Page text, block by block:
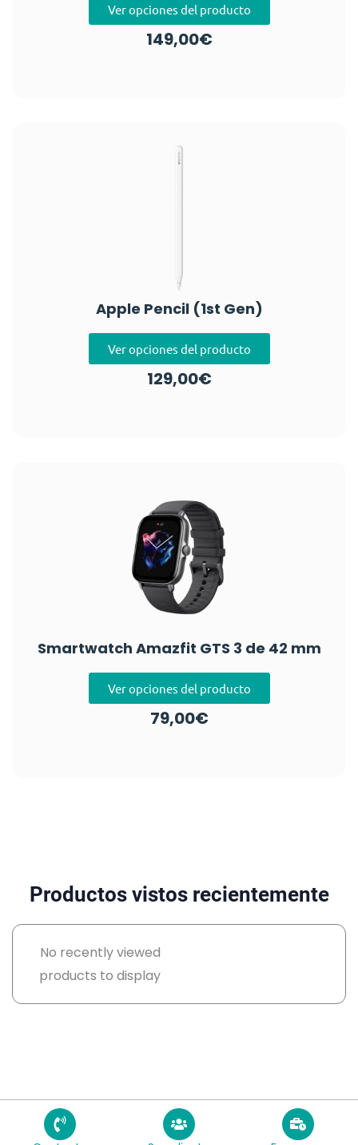
Ver opciones del producto
149,00€
Apple Pencil (1st Gen)
Ver opciones del producto
129,00€
Smartwatch Amazfit GTS 3 de 42 mm
Ver opciones del producto
79,00€
Productos vistos recientemente
No recently viewed
products to display